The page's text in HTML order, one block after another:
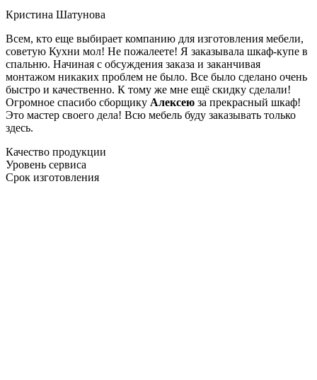
Кристина Шатунова
Всем, кто еще выбирает компанию для изготовления мебели,
советую Кухни мол! Не пожалеете! Я заказывала шкаф-купе в
спальню. Начиная с обсуждения заказа и заканчивая
монтажом никаких проблем не было. Все было сделано очень
быстро и качественно. К тому же мне ещё скидку сделали!
Огромное спасибо сборщику Алексею за прекрасный шкаф!
Это мастер своего дела! Всю мебель буду заказывать только
здесь.
Качество продукции
Уровень сервиса
Срок изготовления